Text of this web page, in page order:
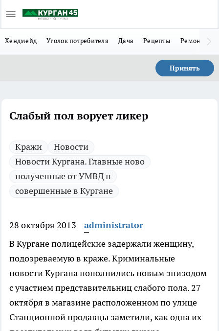
Хендмейд Уголок потребителя Дача Рецепты Ремонт
Принять
Слабый пол ворует ликер
Кражи
Новости
Новости Кургана. Главные ново
полученные от УМВД п
совершенные в Кургане
28 октября 2013
administrator
В Кургане полицейские задержали женщину,
подозреваемую в краже.Криминальные
новости Кургана пополнились новым эпизодом
с участием представительниц слабого пола. 27
октября в магазине расположенном по улице
Станционной продавцы заметили, как одна их